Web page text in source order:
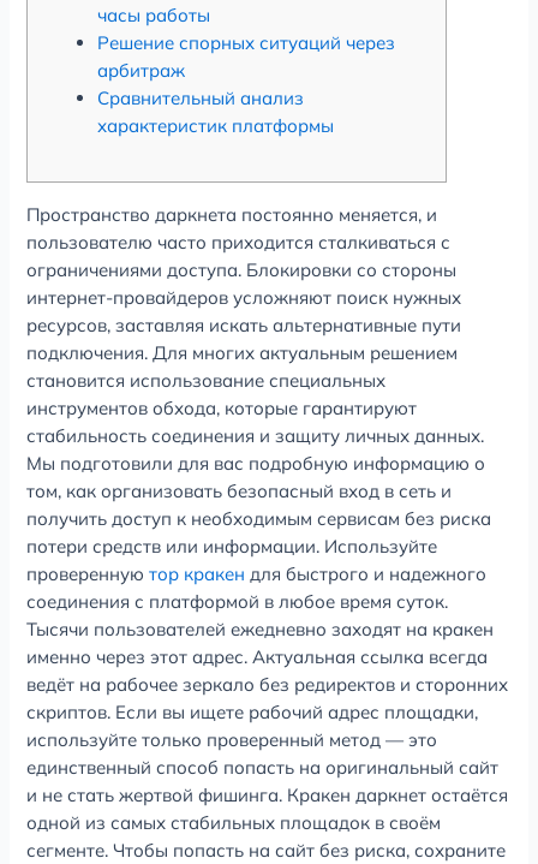
часы работы
Решение спорных ситуаций через
арбитраж
Сравнительный анализ
характеристик платформы
Пространство даркнета постоянно меняется, и
пользователю часто приходится сталкиваться с
ограничениями доступа. Блокировки со стороны
интернет-провайдеров усложняют поиск нужных
ресурсов, заставляя искать альтернативные пути
подключения. Для многих актуальным решением
становится использование специальных
инструментов обхода, которые гарантируют
стабильность соединения и защиту личных данных.
Мы подготовили для вас подробную информацию о
том, как организовать безопасный вход в сеть и
получить доступ к необходимым сервисам без риска
потери средств или информации. Используйте
провереннуютор кракен для быстрого и надежного
соединения с платформой в любое время суток.
Тысячи пользователей ежедневно заходят на кракен
именно через этот адрес. Актуальная ссылка всегда
ведёт на рабочее зеркало без редиректов и сторонних
скриптов. Если вы ищете рабочий адрес площадки,
используйте только проверенный метод — это
единственный способ попасть на оригинальный сайт
и не стать жертвой фишинга. Кракен даркнет остаётся
одной из самых стабильных площадок в своём
сегменте. Чтобы попасть на сайт без риска, сохраните